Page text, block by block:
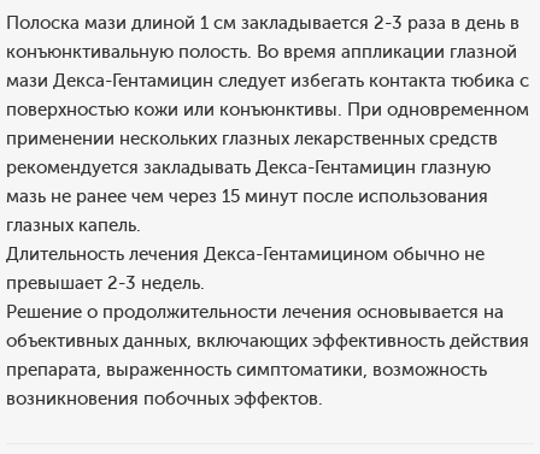
Полоска мази длиной 1 см закладывается 2-3 раза в день в
конъюнктивальную полость. Во время аппликации глазной
мази Декса-Гентамицин следует избегать контакта тюбика с
поверхностью кожи или конъюнктивы. При одновременном
применении нескольких глазных лекарственных средств
рекомендуется закладывать Декса-Гентамицин глазную
мазь не ранее чем через 15 минут после использования
глазных капель.
Длительность лечения Декса-Гентамицином обычно не
превышает 2-3 недель.
Решение о продолжительности лечения основывается на
объективных данных, включающих эффективность действия
препарата, выраженность симптоматики, возможность
возникновения побочных эффектов.